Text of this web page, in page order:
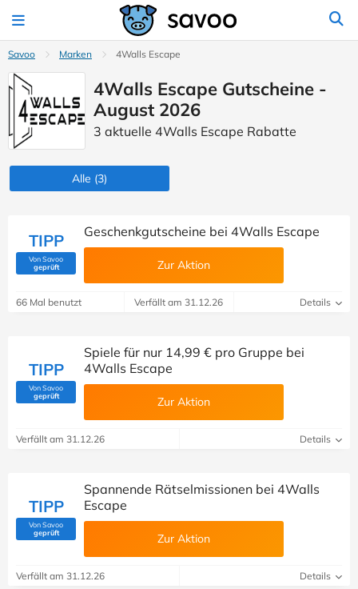
Savoo Marken 4Walls Escape
4Walls Escape Gutscheine -
August 2026
3 aktuelle 4Walls Escape Rabatte
Alle (3)
TIPP
Von Savoo
geprüft(Von Savoo geprüft)
Geschenkgutscheine bei 4Walls Escape
Zur Aktion
66 Mal benutzt Verfällt am 31.12.26 Details
TIPP
Von Savoo
geprüft(Von Savoo geprüft)
Spiele für nur 14,99 € pro Gruppe bei
4Walls Escape
Zur Aktion
Verfällt am 31.12.26 Details
TIPP
Von Savoo
geprüft(Von Savoo geprüft)
Spannende Rätselmissionen bei 4Walls
Escape
Zur Aktion
Verfällt am 31.12.26 Details